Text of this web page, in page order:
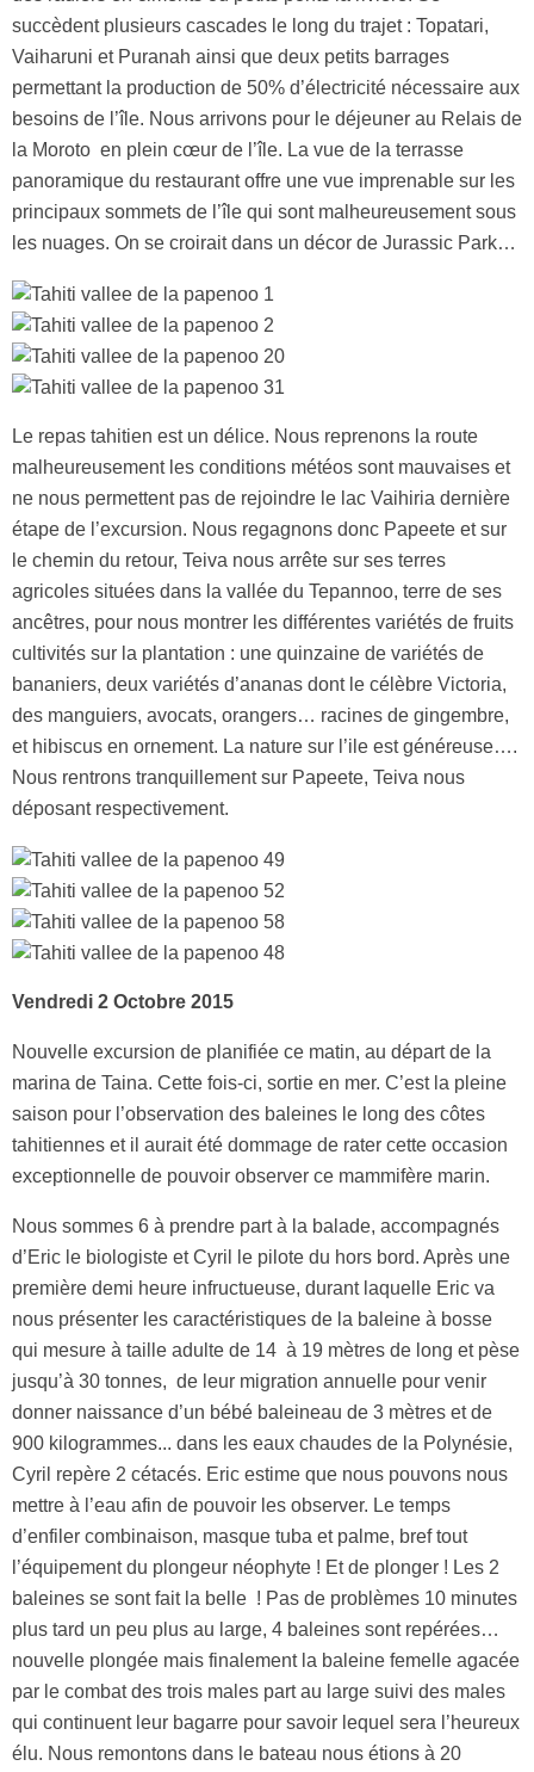
succèdent plusieurs cascades le long du trajet : Topatari,
Vaiharuni et Puranah ainsi que deux petits barrages
permettant la production de 50% d’électricité nécessaire aux
besoins de l’île. Nous arrivons pour le déjeuner au Relais de
la Moroto en plein cœur de l’île. La vue de la terrasse
panoramique du restaurant offre une vue imprenable sur les
principaux sommets de l’île qui sont malheureusement sous
les nuages. On se croirait dans un décor de Jurassic Park…
Le repas tahitien est un délice. Nous reprenons la route
malheureusement les conditions météos sont mauvaises et
ne nous permettent pas de rejoindre le lac Vaihiria dernière
étape de l’excursion. Nous regagnons donc Papeete et sur
le chemin du retour, Teiva nous arrête sur ses terres
agricoles situées dans la vallée du Tepannoo, terre de ses
ancêtres, pour nous montrer les différentes variétés de fruits
cultivités sur la plantation : une quinzaine de variétés de
bananiers, deux variétés d’ananas dont le célèbre Victoria,
des manguiers, avocats, orangers… racines de gingembre,
et hibiscus en ornement. La nature sur l’ile est généreuse….
Nous rentrons tranquillement sur Papeete, Teiva nous
déposant respectivement.
Vendredi 2 Octobre 2015
Nouvelle excursion de planifiée ce matin, au départ de la
marina de Taina. Cette fois-ci, sortie en mer. C’est la pleine
saison pour l’observation des baleines le long des côtes
tahitiennes et il aurait été dommage de rater cette occasion
exceptionnelle de pouvoir observer ce mammifère marin.
Nous sommes 6 à prendre part à la balade, accompagnés
d’Eric le biologiste et Cyril le pilote du hors bord. Après une
première demi heure infructueuse, durant laquelle Eric va
nous présenter les caractéristiques de la baleine à bosse
qui mesure à taille adulte de 14 à 19 mètres de long et pèse
jusqu’à 30 tonnes, de leur migration annuelle pour venir
donner naissance d’un bébé baleineau de 3 mètres et de
900 kilogrammes... dans les eaux chaudes de la Polynésie,
Cyril repère 2 cétacés. Eric estime que nous pouvons nous
mettre à l’eau afin de pouvoir les observer. Le temps
d’enfiler combinaison, masque tuba et palme, bref tout
l’équipement du plongeur néophyte ! Et de plonger ! Les 2
baleines se sont fait la belle ! Pas de problèmes 10 minutes
plus tard un peu plus au large, 4 baleines sont repérées…
nouvelle plongée mais finalement la baleine femelle agacée
par le combat des trois males part au large suivi des males
qui continuent leur bagarre pour savoir lequel sera l’heureux
élu. Nous remontons dans le bateau nous étions à 20